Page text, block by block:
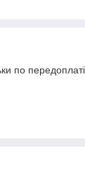
по передоплаті.